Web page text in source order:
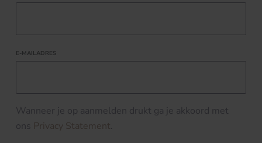
E-MAILADRES
Wanneer je op aanmelden drukt ga je akkoord met
ons Privacy Statement.